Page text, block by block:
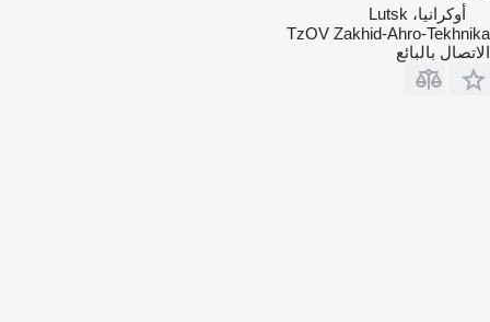
أوكرانيا، Lutsk
TzOV Zakhid-Ahro-Tekhnika
الاتصال بالبائع